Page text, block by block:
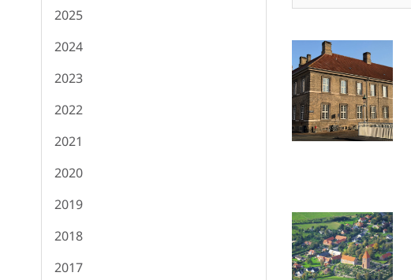
2025
2024
2023
2022
2021
2020
2019
2018
2017